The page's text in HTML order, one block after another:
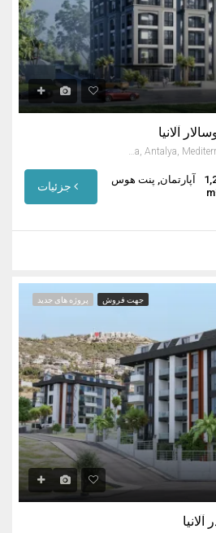
آلانیا
آپارتمان, پنت هوس
جهت فروش پروژه های جدید